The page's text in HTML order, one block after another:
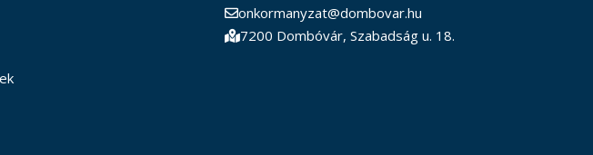
onkormanyzat@dombovar.hu
7200 Dombóvár, Szabadság u. 18.